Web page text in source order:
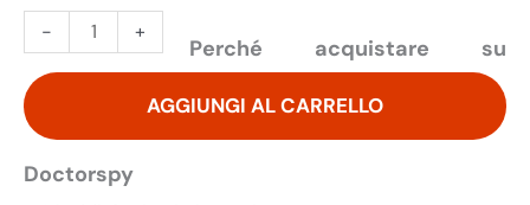
-
Micro
Registratore
Digitale
Vox
8
GB
+
AGGIUNGI AL CARRELLO
Perché acquistare su
Doctorspy